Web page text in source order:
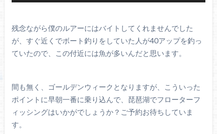
残念ながら僕のルアーにはバイトしてくれませんでした
が、すぐ近くでボート釣りをしていた人が40アップを釣っ
ていたので、この付近には魚が多いんだと思います。
間も無く、ゴールデンウィークとなりますが、こういった
ポイントに早朝一番に乗り込んで、琵琶湖でフローターフ
ィッシングはいかがでしょうか？ご予約お待ちしていま
す。